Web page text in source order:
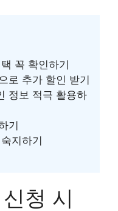
꼭 확인하기
로 추가 할인 받기
정보 적극 활용하
기
지하기
청 시